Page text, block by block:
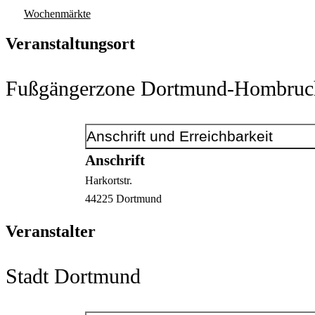
Wochenmärkte
Veranstaltungsort
Fußgängerzone Dortmund-
Anschrift und Erreichbarkeit
Anschrift
Harkortstr.
44225 Dortmund
Veranstalter
Stadt Dortmund